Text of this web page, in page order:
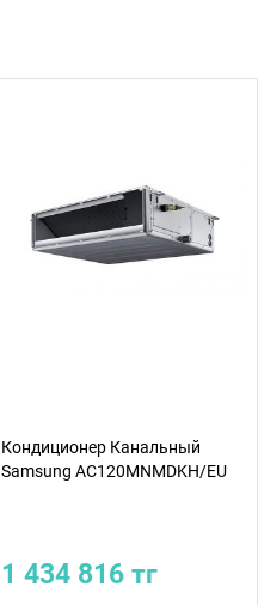
Кондиционер Канальный
Samsung AC120MNMDKH/EU
1 434 816 тг